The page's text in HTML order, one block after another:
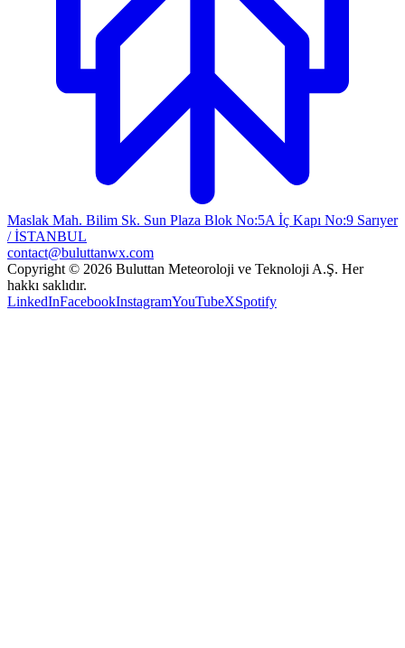
Maslak Mah. Bilim Sk. Sun Plaza Blok No:5A İç Kapı No:9 Sarıyer
/ İSTANBUL
contact@buluttanwx.com
Copyright © 2026 Buluttan Meteoroloji ve Teknoloji A.Ş. Her
hakkı saklıdır.
LinkedInFacebookInstagramYouTubeXSpotify